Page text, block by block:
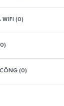
WIFI (0)
(0)